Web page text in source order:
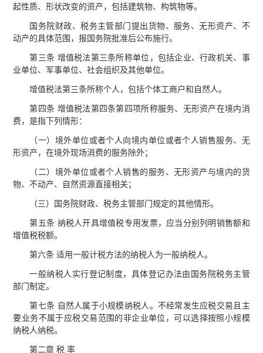
起性质、形状改变的资产，包括建筑物、构筑物等。
国务院财政、税务主管部门提出货物、服务、无形资产、不
动产的具体范围，报国务院批准后公布施行。
第三条 增值税法第三条所称单位，包括企业、行政机关、事
业单位、军事单位、社会组织及其他单位。
增值税法第三条所称个人，包括个体工商户和自然人。
第四条 增值税法第四条第四项所称服务、无形资产在境内消
费，是指下列情形：
（一）境外单位或者个人向境内单位或者个人销售服务、无
形资产，在境外现场消费的服务除外；
（二）境外单位或者个人销售的服务、无形资产与境内的货
物、不动产、自然资源直接相关；
（三）国务院财政、税务主管部门规定的其他情形。
第五条 纳税人开具增值税专用发票，应当分别列明销售额和
增值税税额。
第六条 适用一般计税方法的纳税人为一般纳税人。
一般纳税人实行登记制度，具体登记办法由国务院税务主管
部门制定。
第七条 自然人属于小规模纳税人。不经常发生应税交易且主
要业务不属于应税交易范围的非企业单位，可以选择按照小规模
纳税人纳税。
第二章 税 率